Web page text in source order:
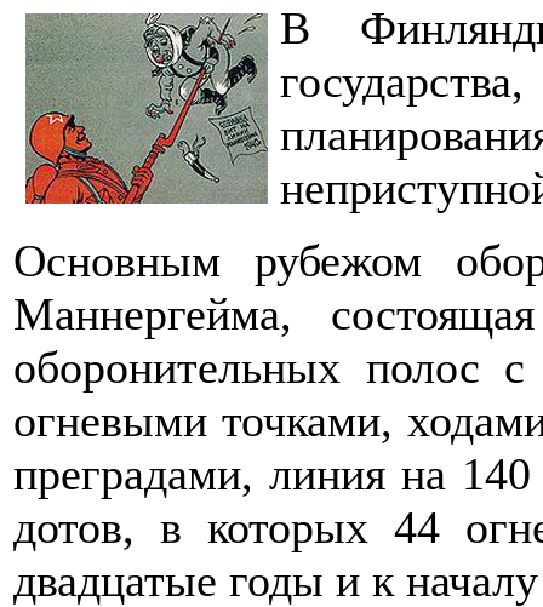
В
Основным рубежом
Маннергейма,
оборонительных полос
огневыми точками,
преградами, линия на
дотов, в которых 44
двадцатые годы и к